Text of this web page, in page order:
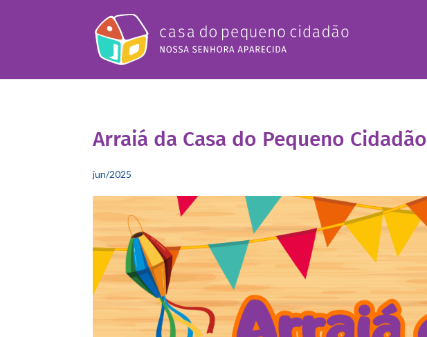
Arraiá da Casa do Pequeno Cidadão
jun/2025